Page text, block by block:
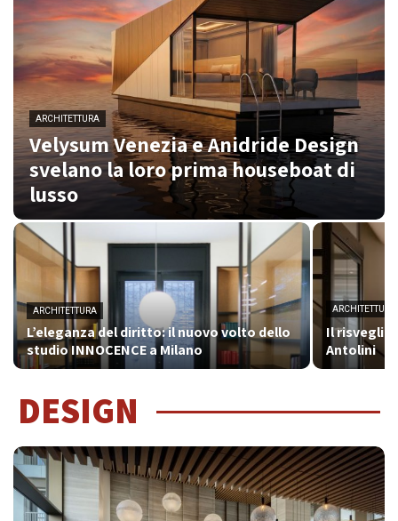
ARCHITETTURA
Velysum Venezia e Anidride Design
svelano la loro prima houseboat di
lusso
ARCHITETTURA
L’eleganza del diritto: il nuovo volto dello
studio INNOCENCE a Milano
ARCHITETTURA
Il risveglio
Antolini
DESIGN